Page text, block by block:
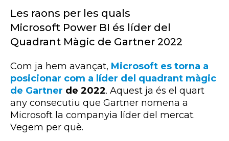
Les raons per les quals
Microsoft Power BI és líder del
Quadrant Màgic de Gartner 2022
Com ja hem avançat, Microsoft es torna a
posicionar com a líder del quadrant màgic
de Gartner de 2022. Aquest ja és el quart
any consecutiu que Gartner nomena a
Microsoft la companyia líder del mercat.
Vegem per què.